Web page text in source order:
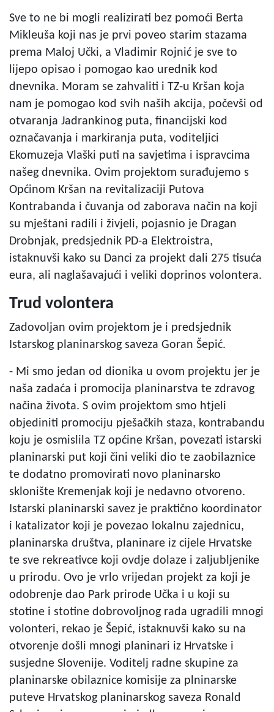
Sve to ne bi mogli realizirati bez pomoći Berta
Mikleuša koji nas je prvi poveo starim stazama
prema Maloj Učki, a Vladimir Rojnić je sve to
lijepo opisao i pomogao kao urednik kod
dnevnika. Moram se zahvaliti i TZ-u Kršan koja
nam je pomogao kod svih naših akcija, počevši od
otvaranja Jadrankinog puta, financijski kod
označavanja i markiranja puta, voditeljici
Ekomuzeja Vlaški puti na savjetima i ispravcima
našeg dnevnika. Ovim projektom surađujemo s
Općinom Kršan na revitalizaciji Putova
Kontrabanda i čuvanja od zaborava način na koji
su mještani radili i živjeli, pojasnio je Dragan
Drobnjak, predsjednik PD-a Elektroistra,
istaknuvši kako su Danci za projekt dali 275 tisuća
eura, ali naglašavajući i veliki doprinos volontera.
Trud volontera
Zadovoljan ovim projektom je i predsjednik
Istarskog planinarskog saveza Goran Šepić.
- Mi smo jedan od dionika u ovom projektu jer je
naša zadaća i promocija planinarstva te zdravog
načina života. S ovim projektom smo htjeli
objediniti promociju pješačkih staza, kontrabandu
koju je osmislila TZ općine Kršan, povezati istarski
planinarski put koji čini veliki dio te zaobilaznice
te dodatno promovirati novo planinarsko
sklonište Kremenjak koji je nedavno otvoreno.
Istarski planinarski savez je praktično koordinator
i katalizator koji je povezao lokalnu zajednicu,
planinarska društva, planinare iz cijele Hrvatske
te sve rekreativce koji ovdje dolaze i zaljubljenike
u prirodu. Ovo je vrlo vrijedan projekt za koji je
odobrenje dao Park prirode Učka i u koji su
stotine i stotine dobrovoljnog rada ugradili mnogi
volonteri, rekao je Šepić, istaknuvši kako su na
otvorenje došli mnogi planinari iz Hrvatske i
susjedne Slovenije. Voditelj radne skupine za
planinarske obilaznice komisije za plninarske
puteve Hrvatskog planinarskog saveza Ronald